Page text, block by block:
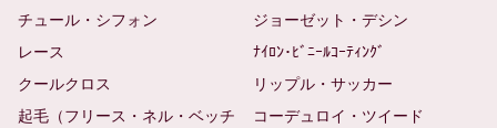
チュール・シフォン
ジョーゼット・デシン
レース
ﾅｲﾛﾝ･ﾋﾞﾆｰﾙｺｰﾃｨﾝｸﾞ
クールクロス
リップル・サッカー
起毛（フリース・ネル・ベッチ
コーデュロイ・ツイード